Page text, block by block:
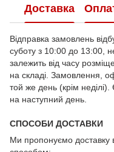
Доставка
Відправка замовлень
суботу з 10:00 до 13:00,
залежить від часу
на складі. Замовлення,
той же день (крім
на наступний день.
СПОСОБИ ДОСТАВКИ
Ми пропонуємо доставку